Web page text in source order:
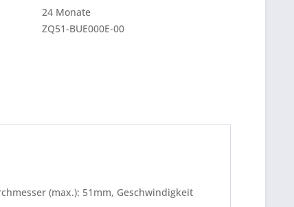
24 Monate
ZQ51-BUE000E-00
(max.): 51mm, Geschwindigkeit